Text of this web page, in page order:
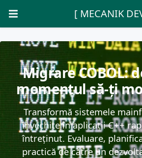
[ MECANIK
Migrare COBOL:
momentul să-ți
Transformă sistemele
învechite în aplicații C++
întreținut. Evaluare,
practică de către un